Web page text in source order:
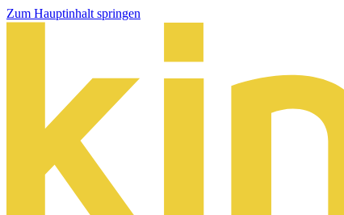
Zum Hauptinhalt springen